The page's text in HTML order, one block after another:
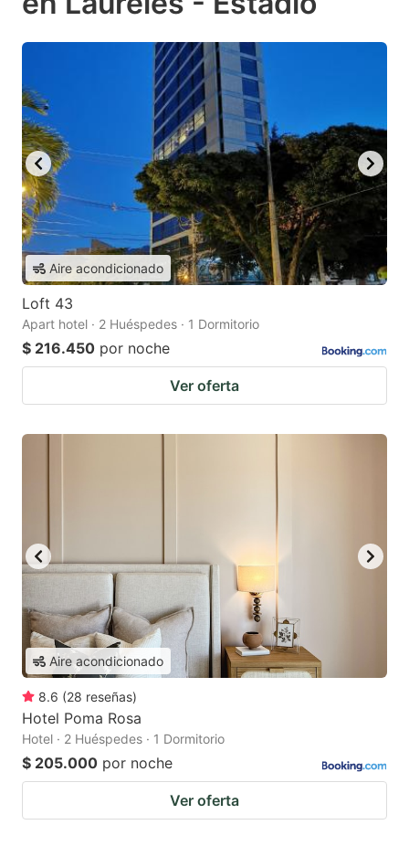
Aire acondicionado
Loft 43
Apart hotel · 2 Huéspedes · 1 Dormitorio
$ 216.450 por noche
Ver oferta
Aire acondicionado
8.6 (28 reseñas)
Hotel Poma Rosa
Hotel · 2 Huéspedes · 1 Dormitorio
$ 205.000 por noche
Ver oferta